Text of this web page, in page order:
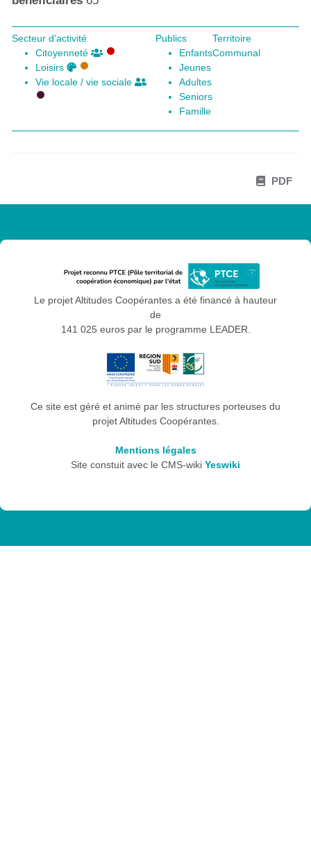
Secteur d'activité
Citoyenneté
Loisirs
Vie locale / vie sociale
Publics
Enfants
Jeunes
Adultes
Seniors
Famille
Territoire
Communal
PDF
Le projet Altitudes Coopérantes a été financé à hauteur
de
141 025 euros par le programme LEADER.
Ce site est géré et animé par les structures porteuses du
projet Altitudes Coopérantes.
Mentions légales
Site constuit avec le CMS-wiki Yeswiki